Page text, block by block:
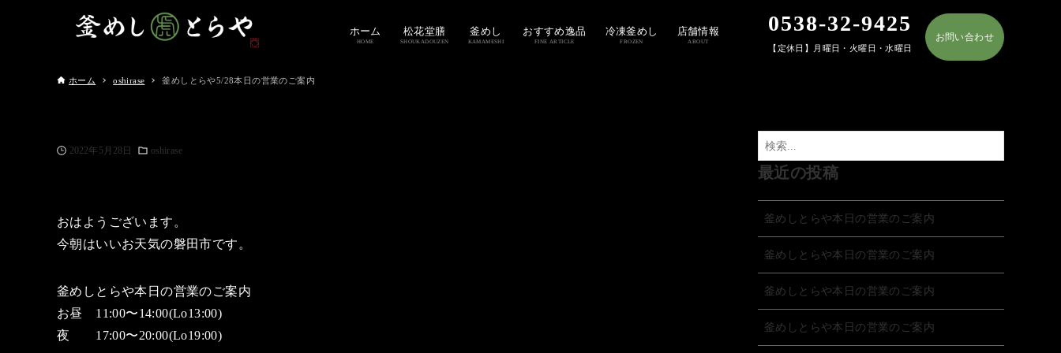
ホーム
HOME
松花堂膳
SHOUKADOUZEN
釜めし
KAMAMESHI
おすすめ逸品
FINE ARTICLE
冷凍釜めし
FROZEN
店舗情報
ABOUT
0538-32-9425
【定休日】月曜日・火曜日・水曜日
お問い合わせ
ホーム oshirase 釜めしとらや5/28本日の営業のご案内
2022年5月28日 oshirase
おはようございます。
今朝はいいお天気の磐田市です。
釜めしとらや本日の営業のご案内
お昼 11:00〜14:00(Lo13:00)
夜 17:00〜20:00(Lo19:00)
最近の投稿
釜めしとらや本日の営業のご案内
釜めしとらや本日の営業のご案内
釜めしとらや本日の営業のご案内
釜めしとらや本日の営業のご案内